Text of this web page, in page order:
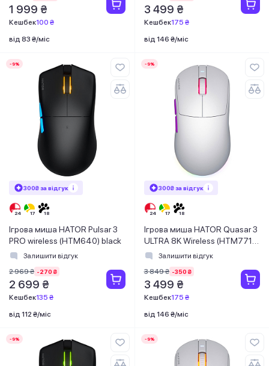
1 999 ₴
Кешбек100 ₴
від 83 ₴/міс
3 499 ₴
Кешбек175 ₴
від 146 ₴/міс
-9%
300₴ за відгук
Ігрова миша HATOR Pulsar 3
PRO wireless (HTM640) black
Залишити відгук
2 969 ₴ -270 ₴
2 699 ₴
Кешбек135 ₴
від 112 ₴/міс
-9%
300₴ за відгук
Ігрова миша HATOR Quasar 3
ULTRA 8K Wireless (HTM771)
whiteЗалишити відгук
3 849 ₴ -350 ₴
3 499 ₴
Кешбек175 ₴
від 146 ₴/міс
-9% -9%